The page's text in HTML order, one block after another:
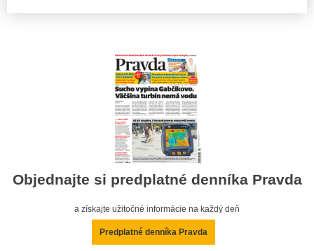
Objednajte si predplatné denníka Pravda
a získajte užitočné informácie na každý deň
Predplatné denníka Pravda